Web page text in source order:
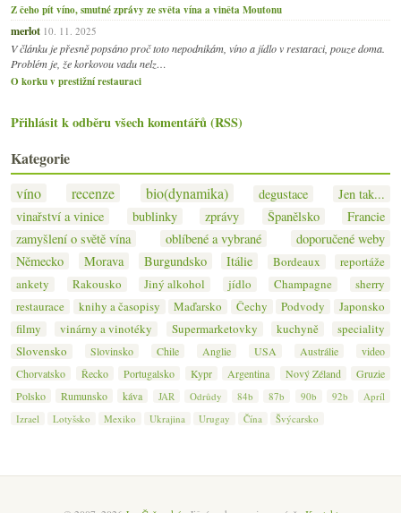
Z čeho pít víno, smutné zprávy ze světa vína a viněta Moutonu
merlot 10. 11. 2025
V článku je přesně popsáno proč toto nepodnikám, víno a jídlo v restaraci, pouze doma.
Problém je, že korkovou vadu nelz…
O korku v prestižní restauraci
Přihlásit k odběru všech komentářů (RSS)
Kategorie
víno recenze bio(dynamika) degustace
Jen tak...
vinařství a vinice
bublinky zprávy Španělsko
Francie
zamyšlení o světě vína
oblíbené a vybrané
doporučené weby
Německo
Morava Burgundsko Itálie Bordeaux
reportáže
ankety
Rakousko Jiný alkohol jídlo Champagne
sherry
restaurace
knihy a časopisy Maďarsko Čechy Podvody
Japonsko
filmy
vinárny a vinotéky Supermarketovky kuchyně
speciality
Slovensko
Slovinsko Chile Anglie USA Austrálie
video
Chorvatsko
Řecko Portugalsko Kypr Argentina Nový Zéland
Gruzie
Polsko
Rumunsko káva JAR Odrůdy 84b 87b 90b 92b
Apríl
Izrael
Lotyšsko Mexiko Ukrajina Urugay Čína Švýcarsko